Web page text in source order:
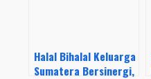
Halal Bihalal Keluarga
Sumatera Bersinergi,